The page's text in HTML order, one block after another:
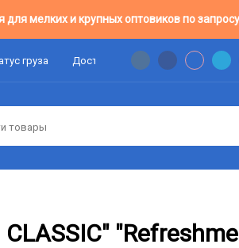
мелких и крупных оптовиков по
груза Доставка Цены Оптовикам